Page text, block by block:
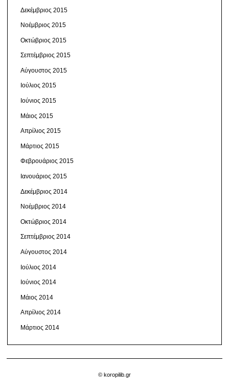
Δεκέμβριος 2015
Νοέμβριος 2015
Οκτώβριος 2015
Σεπτέμβριος 2015
Αύγουστος 2015
Ιούλιος 2015
Ιούνιος 2015
Μάιος 2015
Απρίλιος 2015
Μάρτιος 2015
Φεβρουάριος 2015
Ιανουάριος 2015
Δεκέμβριος 2014
Νοέμβριος 2014
Οκτώβριος 2014
Σεπτέμβριος 2014
Αύγουστος 2014
Ιούλιος 2014
Ιούνιος 2014
Μάιος 2014
Απρίλιος 2014
Μάρτιος 2014
© koropilib.gr